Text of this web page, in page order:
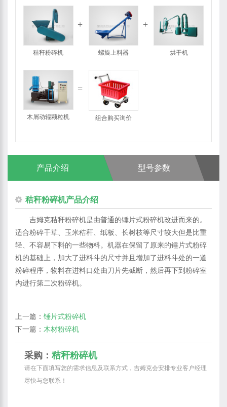
秸秆粉碎机 螺旋上料器 烘干机
木屑动辊颗粒机 组合购买询价
产品介绍 型号参数
秸秆粉碎机产品介绍
吉姆克秸秆粉碎机是由普通的锤片式粉碎机改进而来的。
适合粉碎干草、玉米秸秆、纸板、长树枝等尺寸较大但是比重
轻、不容易下料的一些物料。机器在保留了原来的锤片式粉碎
机的基础上，加大了进料斗的尺寸并且增加了进料斗处的一道
粉碎程序，物料在进料口处由刀片先截断，然后再下到粉碎室
内进行第二次粉碎机。
上一篇： 锤片式粉碎机
下一篇： 木材粉碎机
采购： 秸秆粉碎机
请在下面填写您的需求信息及联系方式，吉姆克会安排专业客户经理
尽快与您联系！